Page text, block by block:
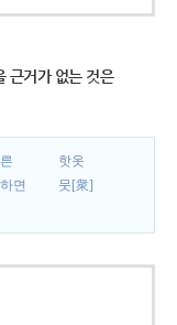
근거가 없는 것은
핫옷
면
뭇[衆]